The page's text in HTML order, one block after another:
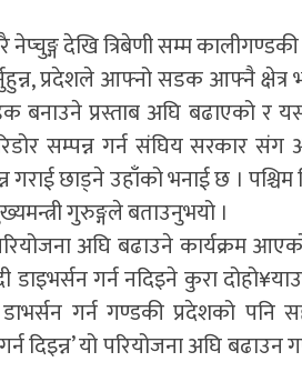
देखि त्रिबेणी सम्म
प्रदेशले आफ्नो सडक आफ्नै क्षेत्र
बनाउने प्रस्ताब अघि बढाएको र
सम्पन्न गर्न संघिय सरकार संग
छाड्ने उहाँको भनाई छ । पश्चिम
गुरुङ्गले बताउनुभयो ।
अघि बढाउने कार्यक्रम
डाइभर्सन गर्न नदिइने कुरा
गर्न गण्डकी प्रदेशको पनि
दिइन्न’ यो परियोजना अघि बढाउन